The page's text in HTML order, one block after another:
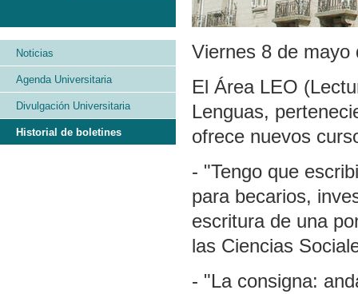
Viernes 8 de mayo
El Área LEO
Lenguas,
ofrece nuevos
- "Tengo que
para becarios,
escritura de una
las Ciencias
- "La consigna:
Noticias
Agenda Universitaria
Divulgación Universitaria
Historial de boletines